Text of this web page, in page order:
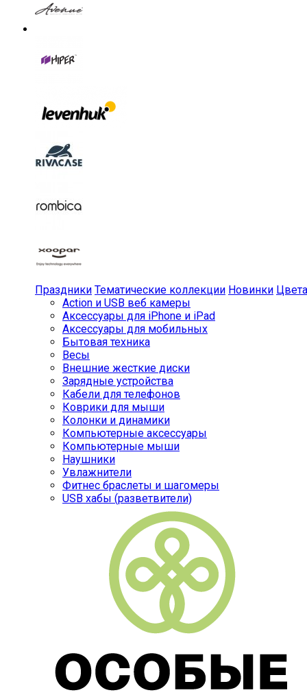
Праздники Тематические коллекции Новинки Цвета
Action и USB веб камеры
Аксессуары для iPhone и iPad
Аксессуары для мобильных
Бытовая техника
Весы
Внешние жесткие диски
Зарядные устройства
Кабели для телефонов
Коврики для мыши
Колонки и динамики
Компьютерные аксессуары
Компьютерные мыши
Наушники
Увлажнители
Фитнес браслеты и шагомеры
USB хабы (разветвители)